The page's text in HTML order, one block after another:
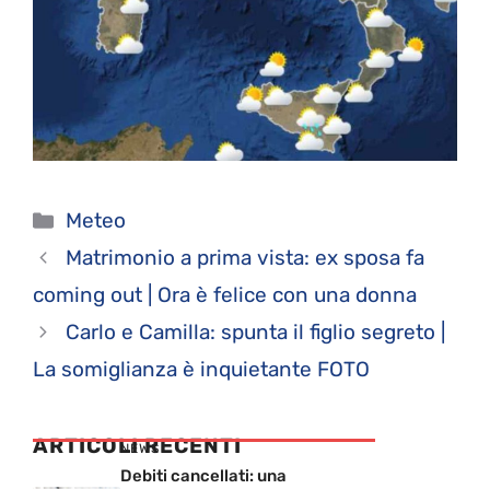
Categorie
Meteo
Matrimonio a prima vista: ex sposa fa
coming out | Ora è felice con una donna
Carlo e Camilla: spunta il figlio segreto |
La somiglianza è inquietante FOTO
ARTICOLI RECENTI
NEWS
Debiti cancellati: una